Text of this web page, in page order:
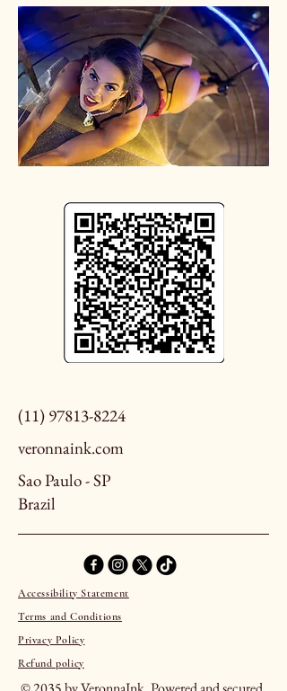
(11) 97813-8224
veronnaink.com
Sao Paulo - SP
Brazil
Accessibility Statement
Terms and Conditions
Privacy Policy
Refund policy